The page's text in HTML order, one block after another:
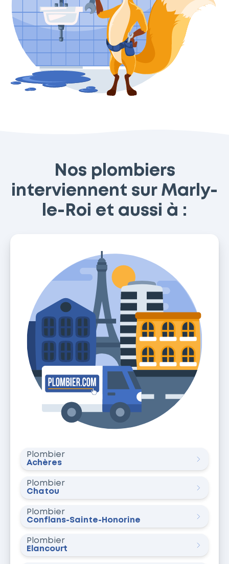
Nos plombiers
interviennent sur Marly-
le-Roi et aussi à :
Plombier
Achères
Plombier
Chatou
Plombier
Conflans-Sainte-Honorine
Plombier
Élancourt